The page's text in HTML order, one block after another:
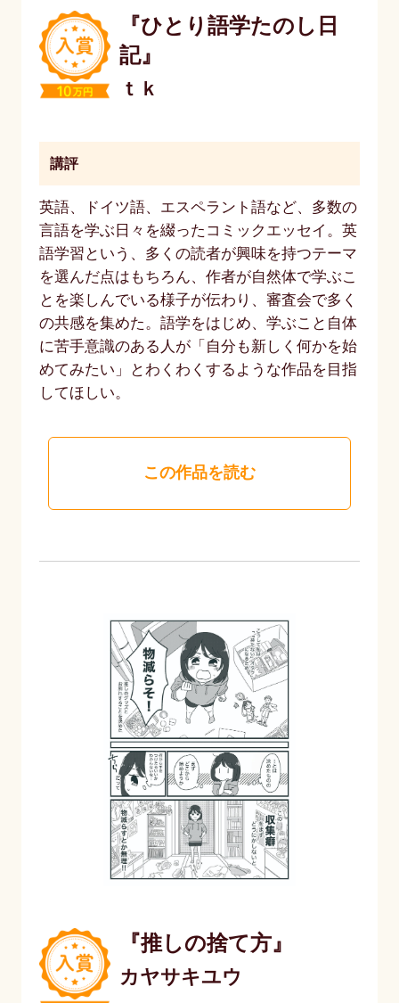
『ひとり語学たのし日
記』
ｔｋ
講評
英語、ドイツ語、エスペラント語など、多数の
言語を学ぶ日々を綴ったコミックエッセイ。英
語学習という、多くの読者が興味を持つテーマ
を選んだ点はもちろん、作者が自然体で学ぶこ
とを楽しんでいる様子が伝わり、審査会で多く
の共感を集めた。語学をはじめ、学ぶこと自体
に苦手意識のある人が「自分も新しく何かを始
めてみたい」とわくわくするような作品を目指
してほしい。
この作品を読む
『推しの捨て方』
カヤサキユウ